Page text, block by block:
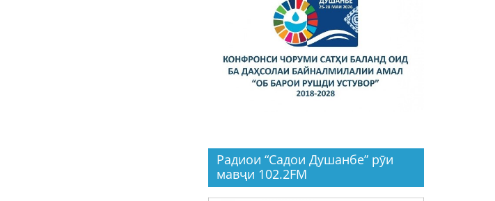
Радиои “Садои Душанбе” рӯи
мавҷи 102.2FM